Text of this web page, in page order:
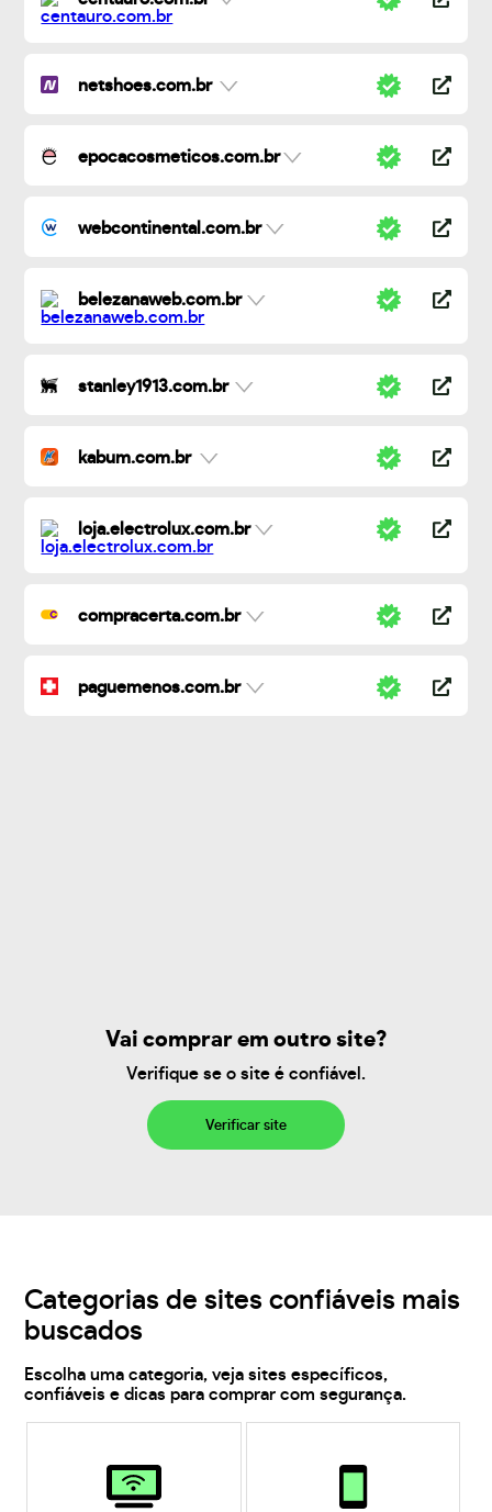
netshoes.com.br
epocacosmeticos.com.br
webcontinental.com.br
belezanaweb.com.br
stanley1913.com.br
kabum.com.br
loja.electrolux.com.br
compracerta.com.br
paguemenos.com.br
Vai comprar em outro site?
Verifique se o site é confiável.
Verificar site
Categorias de sites confiáveis mais
buscados
Escolha uma categoria, veja sites específicos,
confiáveis e dicas para comprar com segurança.